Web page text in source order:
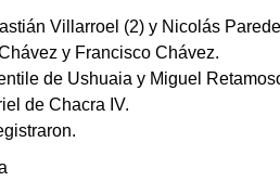
Villarroel (2) y Nicolás
y Francisco Chávez.
de Ushuaia y Miguel
de Chacra IV.